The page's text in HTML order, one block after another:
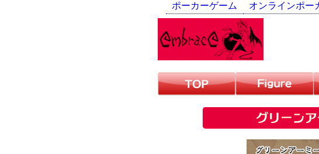
ポーカーゲーム オンラインポー